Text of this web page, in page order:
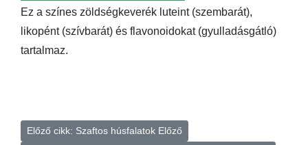
Ez a színes zöldségkeverék luteint (szembarát),
likopént (szívbarát) és flavonoidokat (gyulladásgátló)
tartalmaz.
Előző cikk: Szaftos húsfalatok Előző